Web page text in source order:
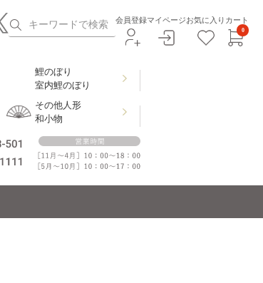
会員登録マイページお気に入り カート
0
鯉のぼり
室内鯉のぼり
その他人形
和小物